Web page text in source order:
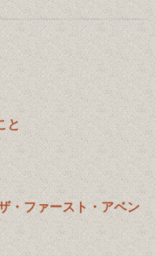
と
・ファースト・アベン